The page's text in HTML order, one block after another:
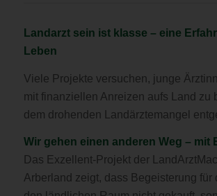
Landarzt sein ist klasse – eine
Leben
Viele Projekte versuchen, junge
mit finanziellen Anreizen aufs Land zu
dem drohenden Landärztemangel
Wir gehen einen anderen Weg – mit
Das Exzellent-Projekt der
Arberland zeigt, dass Begeisterung für